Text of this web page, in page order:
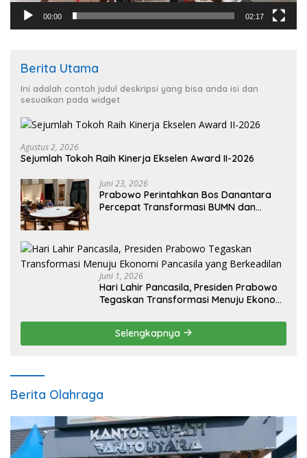
00:00 02:17
Berita Utama
Ini adalah contoh judul deskripsi yang bisa anda isi dan
sesuaikan pada widget
Agustus 2, 2026
Sejumlah Tokoh Raih Kinerja Ekselen Award II-2026
Juni 23, 2026
Prabowo Perintahkan Bos Danantara
Percepat Transformasi BUMN dan
Juni 1, 2026
Hari Lahir Pancasila, Presiden Prabowo
Tegaskan Transformasi Menuju Ekonomi
Selengkapnya
Berita Olahraga